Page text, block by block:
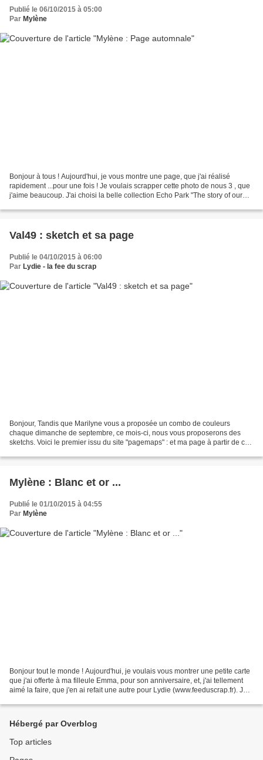
Publié le 06/10/2015 à 05:00
Par Mylène
Bonjour à tous ! Aujourd'hui, je vous montre une page, que j'ai réalisé
rapidement ...pour une fois ! Je voulais scrapper cette photo de nous 3 , que
j'aime beaucoup. J'ai choisi la belle collection Echo Park "The story of our
Val49 : sketch et sa page
Publié le 04/10/2015 à 06:00
Par Lydie - la fee du scrap
Bonjour, Tandis que Marilyne vous a proposée un combo de couleurs
chaque dimanche de septembre, ce mois-ci, nous vous proposerons des
sketchs. Voici le premier issu du site "pagemaps" : et ma page à partir de ce
Mylène : Blanc et or ...
Publié le 01/10/2015 à 04:55
Par Mylène
Bonjour tout le monde ! Aujourd'hui, je voulais vous montrer une petite carte
que j'ai offerte à ma filleule Emma, pour son anniversaire, et, j'ai tellement
aimé la faire, que j'en ai refait une autre pour Lydie (www.feeduscrap.fr). Je
Hébergé par Overblog
Top articles